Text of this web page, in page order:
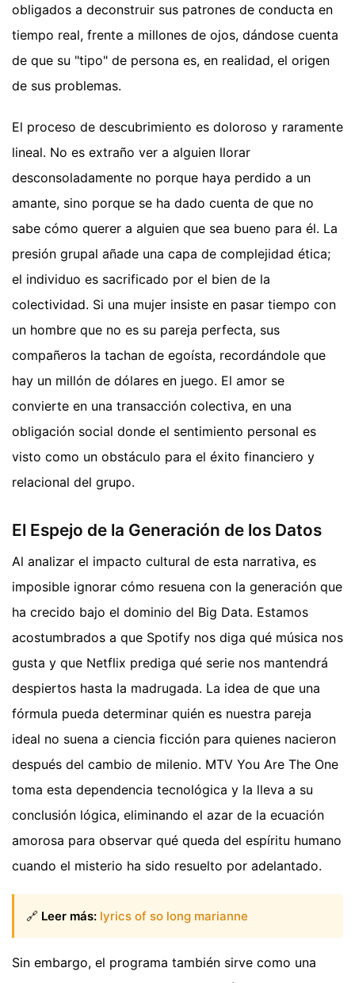
obligados a deconstruir sus patrones de conducta en
tiempo real, frente a millones de ojos, dándose cuenta
de que su "tipo" de persona es, en realidad, el origen
de sus problemas.
El proceso de descubrimiento es doloroso y raramente
lineal. No es extraño ver a alguien llorar
desconsoladamente no porque haya perdido a un
amante, sino porque se ha dado cuenta de que no
sabe cómo querer a alguien que sea bueno para él. La
presión grupal añade una capa de complejidad ética;
el individuo es sacrificado por el bien de la
colectividad. Si una mujer insiste en pasar tiempo con
un hombre que no es su pareja perfecta, sus
compañeros la tachan de egoísta, recordándole que
hay un millón de dólares en juego. El amor se
convierte en una transacción colectiva, en una
obligación social donde el sentimiento personal es
visto como un obstáculo para el éxito financiero y
relacional del grupo.
El Espejo de la Generación de los Datos
Al analizar el impacto cultural de esta narrativa, es
imposible ignorar cómo resuena con la generación que
ha crecido bajo el dominio del Big Data. Estamos
acostumbrados a que Spotify nos diga qué música nos
gusta y que Netflix prediga qué serie nos mantendrá
despiertos hasta la madrugada. La idea de que una
fórmula pueda determinar quién es nuestra pareja
ideal no suena a ciencia ficción para quienes nacieron
después del cambio de milenio. MTV You Are The One
toma esta dependencia tecnológica y la lleva a su
conclusión lógica, eliminando el azar de la ecuación
amorosa para observar qué queda del espíritu humano
cuando el misterio ha sido resuelto por adelantado.
🔗 Leer más: lyrics of so long marianne
Sin embargo, el programa también sirve como una